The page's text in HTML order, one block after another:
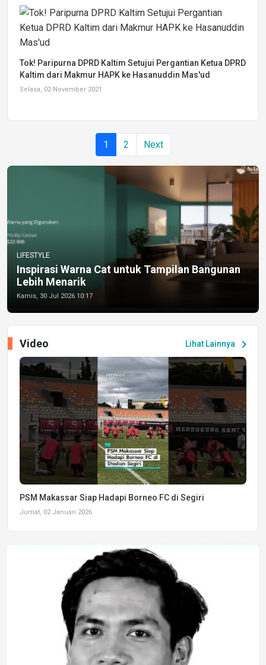
Tok! Paripurna DPRD Kaltim Setujui Pergantian Ketua DPRD
Kaltim dari Makmur HAPK ke Hasanuddin Mas'ud
Selasa, 02 November 2021
1 2 Next
LIFESTYLE
Inspirasi Warna Cat untuk Tampilan Bangunan
Lebih Menarik
Kamis, 30 Jul 2026 10:17
Lihat Lainnya chevron_right
Video
PSM Makassar Siap Hadapi Borneo FC di Segiri
Jumat, 02 Januari 2026